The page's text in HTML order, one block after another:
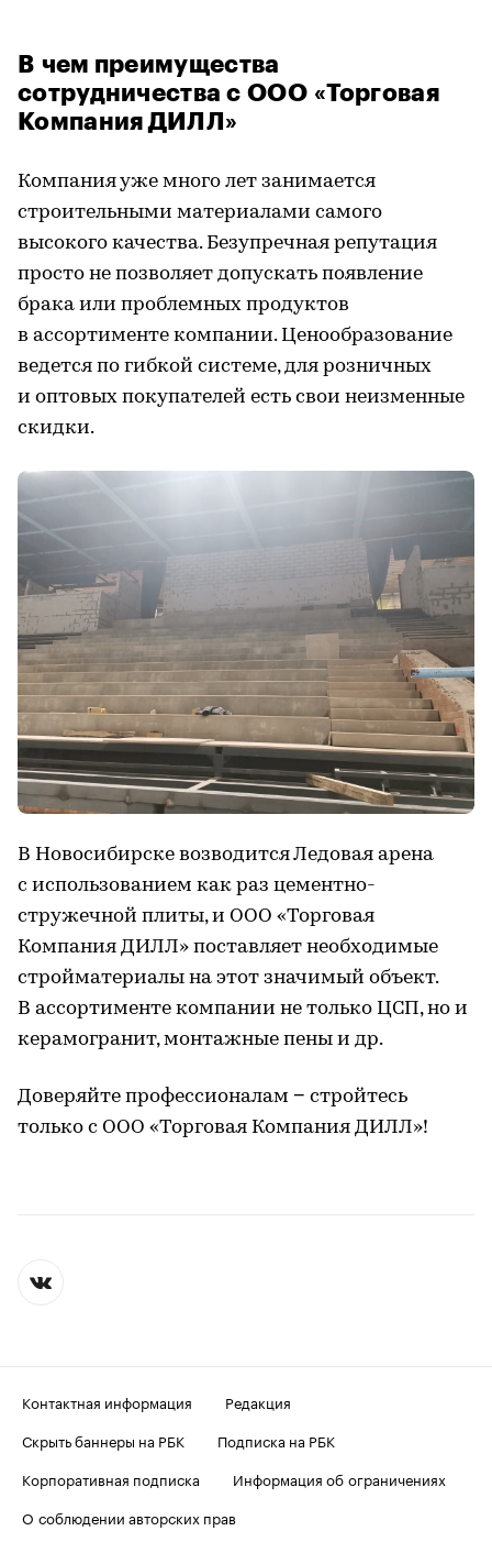
В чем преимущества
сотрудничества с ООО «Торговая
Компания ДИЛЛ»
Компания уже много лет занимается
строительными материалами самого
высокого качества. Безупречная репутация
просто не позволяет допускать появление
брака или проблемных продуктов
в ассортименте компании. Ценообразование
ведется по гибкой системе, для розничных
и оптовых покупателей есть свои неизменные
скидки.
В Новосибирске возводится Ледовая арена
с использованием как раз цементно-
стружечной плиты, и ООО «Торговая
Компания ДИЛЛ» поставляет необходимые
стройматериалы на этот значимый объект.
В ассортименте компании не только ЦСП, но и
керамогранит, монтажные пены и др.
Доверяйте профессионалам − стройтесь
только с ООО «Торговая Компания ДИЛЛ»!
Контактная информация
Редакция
Скрыть баннеры на РБК
Подписка на РБК
Корпоративная подписка
Информация об ограничениях
О соблюдении авторских прав